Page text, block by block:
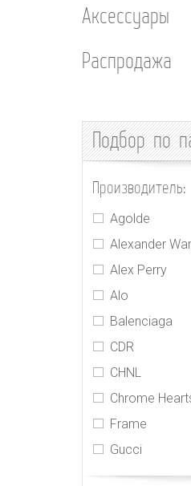
Аксессуары
Распродажа
Подборпо
Производитель:
Agolde
Alexander
Alex Perry
Alo
Balenciaga
CDR
CHNL
Chrome
Frame
Gucci
Herlian